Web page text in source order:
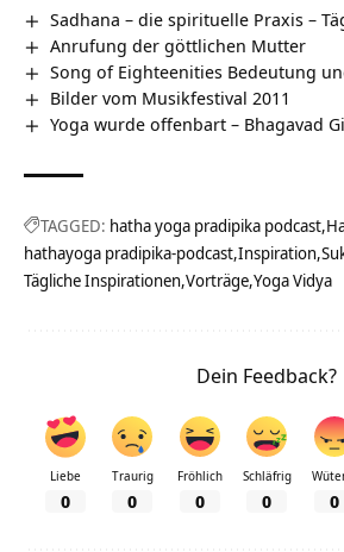
Sadhana – die spirituelle Praxis –
Anrufung der göttlichen Mutter
Song of Eighteenities Bedeutung
Bilder vom Musikfestival 2011
Yoga wurde offenbart – Bhagavad
TAGGED: hatha yoga pradipika podcast
hathayoga pradipika-podcast Inspiration
Tägliche Inspirationen Vorträge Yoga Vidya
Dein Feedback?
Liebe
0
Traurig
0
Fröhlich
0
Schläfrig
0 0